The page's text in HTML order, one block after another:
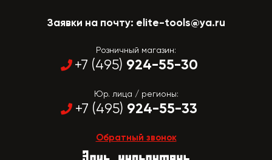
Заявки на почту: elite-tools@ya.ru
Розничный магазин:
+7 (495) 924-55-30
Юр. лица / регионы:
+7 (495) 924-55-33
Обратный звонок